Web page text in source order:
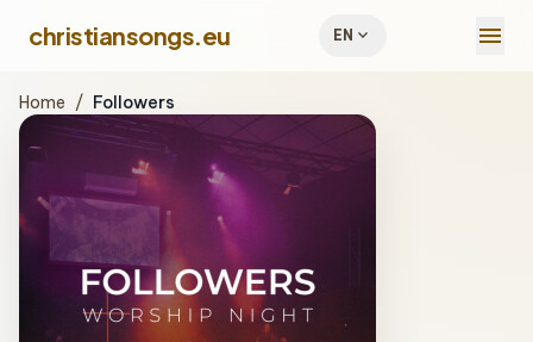
christiansongs.eu EN expand_more menu
Home / Followers